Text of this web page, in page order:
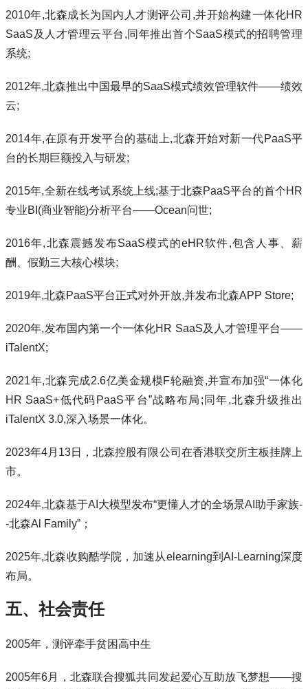
2010年,北森成长为国内人才测评公司,并开始构建一体化HR
SaaS及人才管理云平台,同年推出首个SaaS模式的招聘管理
系统;
2012年,北森推出中国最早的SaaS模式绩效管理软件——绩效
云;
2014年,在原有开发平台的基础上,北森开始对新一代PaaS平
台的长期巨额投入与研发;
2015年,全新在线考试系统上线;基于北森PaaS平台的首个HR
专业BI(商业智能)分析平台——Ocean问世;
2016年,北森震撼发布SaaS模式的eHR软件,包含人事、薪
酬、假勤三大核心模块;
2019年,北森PaaS平台正式对外开放,并发布北森APP Store;
2020年,发布国内第一个一体化HR SaaS及人才管理平台——
iTalentX;
2021年,北森完成2.6亿美金规模F轮融资,并宣布加强“一体化
HR SaaS+低代码PaaS平台”战略布局;同年,北森升级推出
iTalentX 3.0,深入场景一体化。
2023年4月13日，北森控股有限公司在香港联交所主板挂牌上
市。
2024年,北森基于AI大模型发布“更懂人才的全场景AI助手家族-
-北森Al Family”；
2025年,北森收购酷学院，加速从elearning到AI-Learning深度
布局。
五、社会责任
2005年，测评牵手贫困高中生
2005年6月，北森联合搜狐共同发起爱心互助放飞梦想——搜